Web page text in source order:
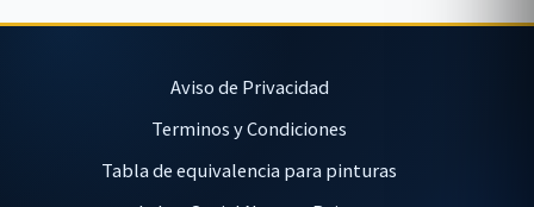
Aviso de Privacidad
Terminos y Condiciones
Tabla de equivalencia para pinturas